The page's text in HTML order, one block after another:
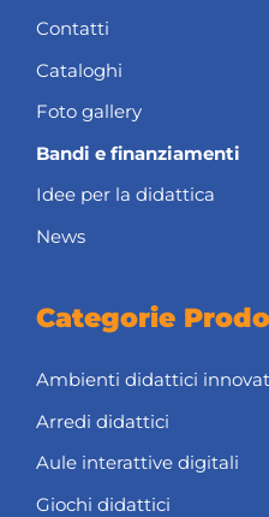
Contatti
Cataloghi
Foto gallery
Bandi e finanziamenti
Idee per la didattica
News
Categorie
Ambienti didattici
Arredi didattici
Aule interattive digitali
Giochi didattici